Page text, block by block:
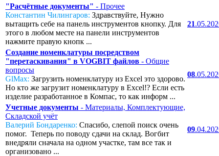
"Расчётные документы" - Прочее
Константин Чилингаров: Здравствуйте, Нужно
вытащить себе на панель инструментов кнопку. Для
этого в любом месте на панели инструментов
нажмите правую кнопк ...
21
Создание номенклатуры посредством
"перетаскивания" в VOGBIT файлов - Общие
вопросы
GlMax: Загрузить номенклатуру из Excel это здорово.
Но кто же загрузит номенклатуру в Excel!? Если есть
изделие разработанное в Компас, то как информ ...
08
Учетные документы - Материалы, Комплектующие,
Складской учёт
Валерий Бондаренко: Спасибо, слепой поиск очень
помог. Теперь по поводу сдачи на склад. Вогбит
внедряли сначала на одном участке, там все так и
организовано ...
09